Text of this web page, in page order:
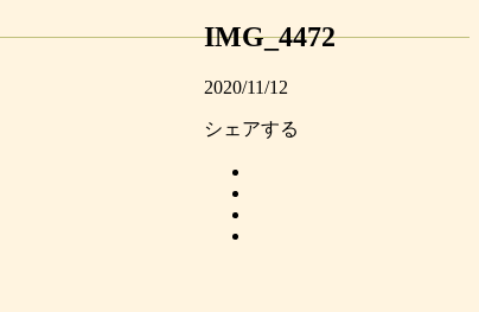
IMG_4472
2020/11/12
シェアする